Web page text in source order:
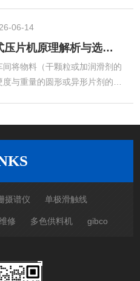
大转台直径、增厚承压结构、
乃至160kN以上）及扩展
物料成型双重需求，是横跨制
用重型压制装备。重载机械设
06-14
千转成型——高速旋转式压片机原理解析与选型指南
将物料（干颗粒或加润滑剂的
与重量的圆形或异形片剂的核
万片（常见17冲、19冲、27
上配置，转速30–80rpm或更
的化学药片剂、中成药素片及
摄谱仪 单极滑触线
修 多色供料机 gibco